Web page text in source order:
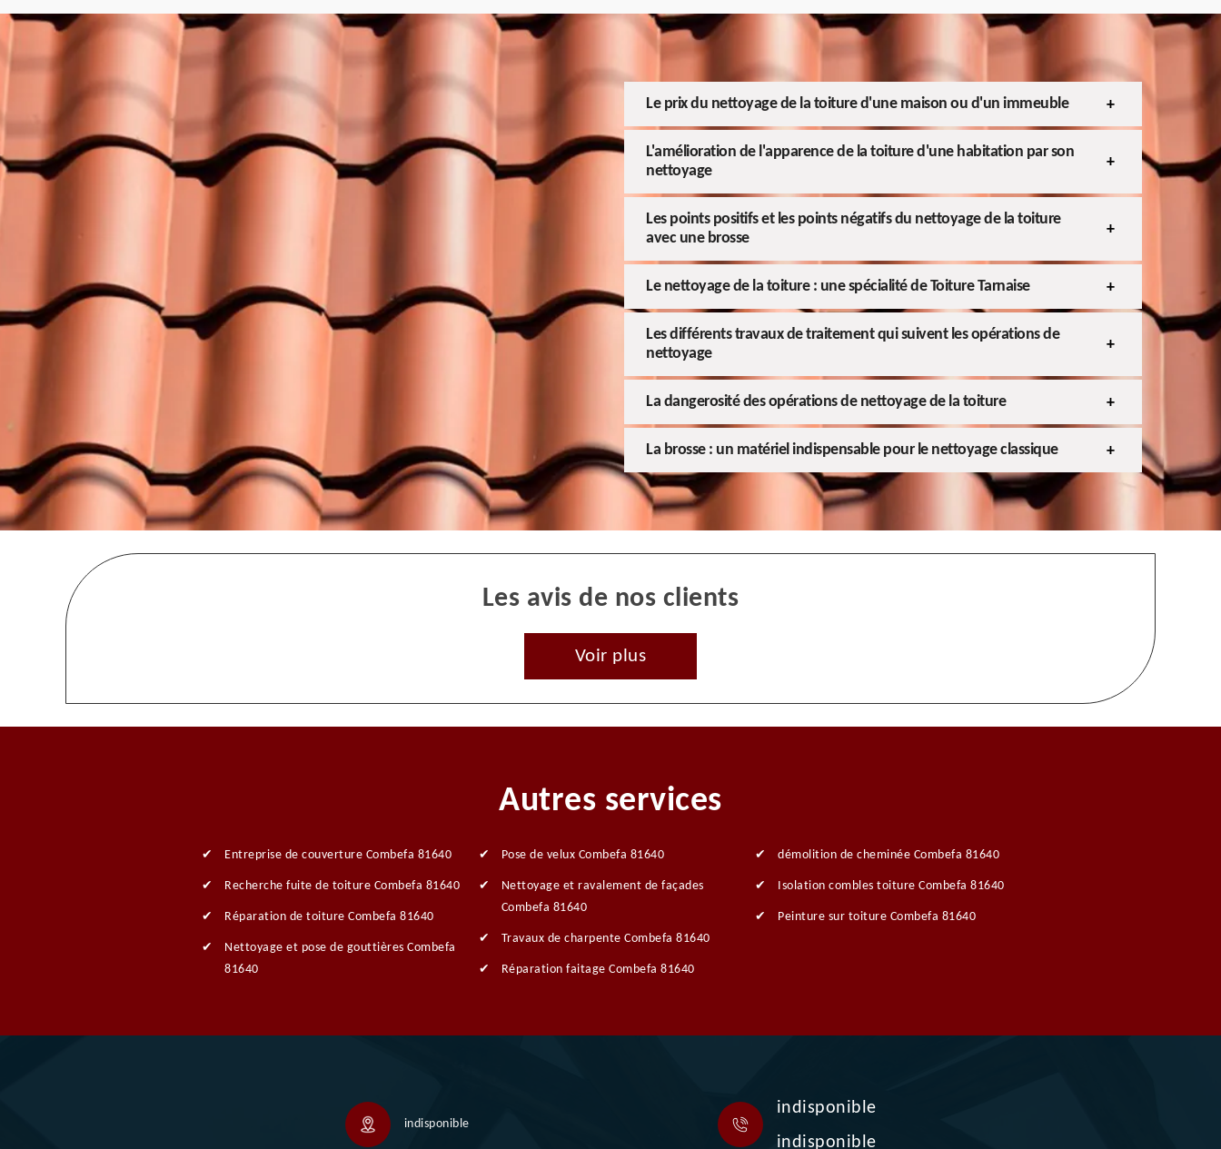
Le prix du nettoyage de la toiture d'une maison ou d'un immeuble
L'amélioration de l'apparence de la toiture d'une habitation par son
nettoyage
Les points positifs et les points négatifs du nettoyage de la toiture
avec une brosse
Le nettoyage de la toiture : une spécialité de Toiture Tarnaise
Les différents travaux de traitement qui suivent les opérations de
nettoyage
La dangerosité des opérations de nettoyage de la toiture
La brosse : un matériel indispensable pour le nettoyage classique
Les avis de nos clients
Voir plus
Autres services
Entreprise de couverture Combefa 81640
Recherche fuite de toiture Combefa 81640
Réparation de toiture Combefa 81640
Nettoyage et pose de gouttières Combefa
81640
Pose de velux Combefa 81640
Nettoyage et ravalement de façades
Combefa 81640
Travaux de charpente Combefa 81640
Réparation faitage Combefa 81640
démolition de cheminée Combefa 81640
Isolation combles toiture Combefa 81640
Peinture sur toiture Combefa 81640
indisponible
indisponible
indisponible